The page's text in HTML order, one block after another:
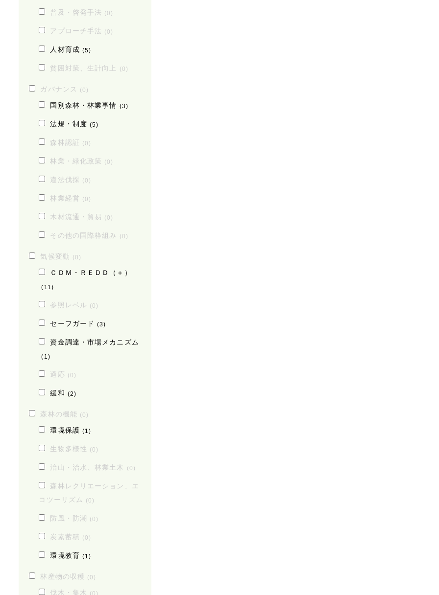
普及・啓発手法 (0)
アプローチ手法 (0)
人材育成 (5)
貧困対策、生計向上 (0)
ガバナンス (0)
国別森林・林業事情 (3)
法規・制度 (5)
森林認証 (0)
林業・緑化政策 (0)
違法伐採 (0)
林業経営 (0)
木材流通・貿易 (0)
その他の国際枠組み (0)
気候変動 (0)
ＣＤＭ・ＲＥＤＤ（＋）
(11)
参照レベル (0)
セーフガード (3)
資金調達・市場メカニズム
(1)
適応 (0)
緩和 (2)
森林の機能 (0)
環境保護 (1)
生物多様性 (0)
治山・治水、林業土木 (0)
森林レクリエーション、エ
コツーリズム (0)
防風・防潮 (0)
炭素蓄積 (0)
環境教育 (1)
林産物の収穫 (0)
伐木・集木 (0)